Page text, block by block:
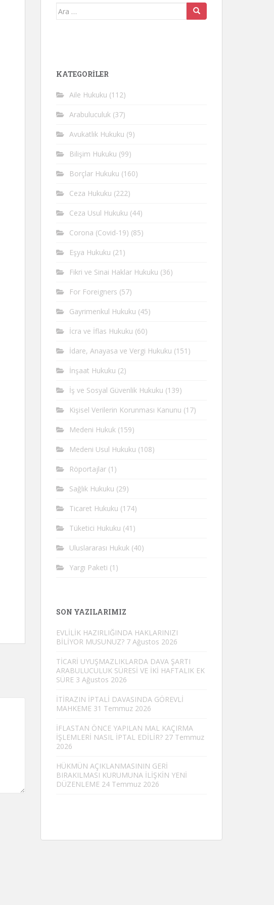
Arama
KATEGORİLER
Aile Hukuku (112)
Arabuluculuk (37)
Avukatlık Hukuku (9)
Bilişim Hukuku (99)
Borçlar Hukuku (160)
Ceza Hukuku (222)
Ceza Usul Hukuku (44)
Corona (Covid-19) (85)
Eşya Hukuku (21)
Fikri ve Sinai Haklar Hukuku (36)
For Foreigners (57)
Gayrimenkul Hukuku (45)
İcra ve İflas Hukuku (60)
İdare, Anayasa ve Vergi Hukuku (151)
İnşaat Hukuku (2)
İş ve Sosyal Güvenlik Hukuku (139)
Kişisel Verilerin Korunması Kanunu (17)
Medeni Hukuk (159)
Medeni Usul Hukuku (108)
Röportajlar (1)
Sağlık Hukuku (29)
Ticaret Hukuku (174)
Tüketici Hukuku (41)
Uluslararası Hukuk (40)
Yargı Paketi (1)
SON YAZILARIMIZ
EVLİLİK HAZIRLIĞINDA HAKLARINIZI
BİLİYOR MUSUNUZ? 7 Ağustos 2026
TİCARİ UYUŞMAZLIKLARDA DAVA ŞARTI
ARABULUCULUK SÜRESİ VE İKİ HAFTALIK EK
SÜRE 3 Ağustos 2026
İTİRAZIN İPTALİ DAVASINDA GÖREVLİ
MAHKEME 31 Temmuz 2026
İFLASTAN ÖNCE YAPILAN MAL KAÇIRMA
İŞLEMLERİ NASIL İPTAL EDİLİR? 27 Temmuz
2026
HÜKMÜN AÇIKLANMASININ GERİ
BIRAKILMASI KURUMUNA İLİŞKİN YENİ
DÜZENLEME 24 Temmuz 2026